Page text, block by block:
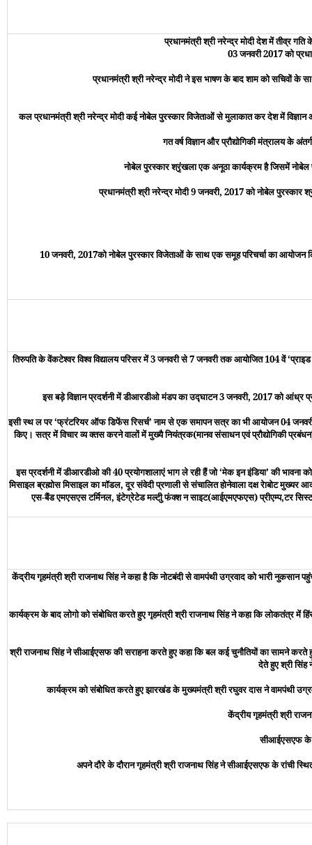
प्रधानमंत्री श्री नरेन्‍द्र मोदी देश में तीव्र
03 जनवरी 2017 को
प्रधानमंत्री श्री नरेन्‍द्र मोदी ने इस भाषण के बाद शाम को सचिवों के
कल प्रधानमंत्री श्री नरेन्‍द्र मोदी कई नोबेल पुरस्‍कार विजेताओं से मुलाकात कर देश में विज्ञान
गत वर्ष विज्ञान और प्रौद्योगिकी मंत्रालय के
नोबेल पुरस्‍कार श्रृंखला एक अनूठा कार्यक्रम है जिसमें
प्रधानमंत्री श्री नरेन्‍द्र मोदी 9 जनवरी, 2017 को नोबेल पुरस्‍कार
10 जनवरी, 2017को नोबेल पुरस्‍कार विजेताओं के साथ एक समूह परिचर्चा का आयोजन
तिरुपति के वेंकटेश्वर विश्व विद्यालय परिसर में 3 जनवरी से 7 जनवरी तक आयोजित 104 वें
इस बड़े विज्ञान प्रदर्शनी में डीआरडीओ मंडप का उद्घाटन 3 जनवरी, 2017 को आंध्र
इसी स्थ ल पर ‘फ्रंटरियर ऑफ डिफेंस रिसर्च’ नाम से एक समापन सत्र का भी आयोजन 04
किए। सत्र में विचार व्य क्तस करने वालों में मुख्यै नियंत्रक(मानव संसाधन एवं प्रौद्योगिकी
इस प्रदर्शनी में डीआरडीओ की 40 प्रयोगशालाएं भाग ले रही हैं जो ‘मेक इन इंडिया’ की भावना
मिसाइल ब्रह्मोस मिसाइल का मॉडल, दूर संवेदी प्रणाली से संचालित होनेवाला दक्ष रेाबोट
एस-बैंड एमएसएस टर्मिनल, इंटेग्रेटेड मल्टीु फंक्श न साइट(आईएमएफएस) प्रीएम्प,टर
केंद्रीय गृहमंत्री श्री राजनाथ सिंह ने कहा है कि नोटबंदी से वामपंथी उग्रवाद को भारी
कार्यक्रम के बाद लोगो को संबोधित करते हुए गृहमंत्री श्री राजनाथ सिंह ने कहा कि लोकतंत्र में
श्री राजनाथ सिंह ने सीआईएसफ की सराहना करते हुए कहा कि बल कई चुनौतियों का सामने करते हुए
देते हुए श्री
कार्यक्रम को संबोधित करते हुए झारखंड के मुख्यमंत्री श्री रघुवर दास ने वामपंथी
केंद्रीय गृहमंत्री श्री
सीआईएसएफ के
अपने दौरे के दौरान गृहमंत्री श्री राजनाथ सिंह ने सीआईएसएफ के रांची